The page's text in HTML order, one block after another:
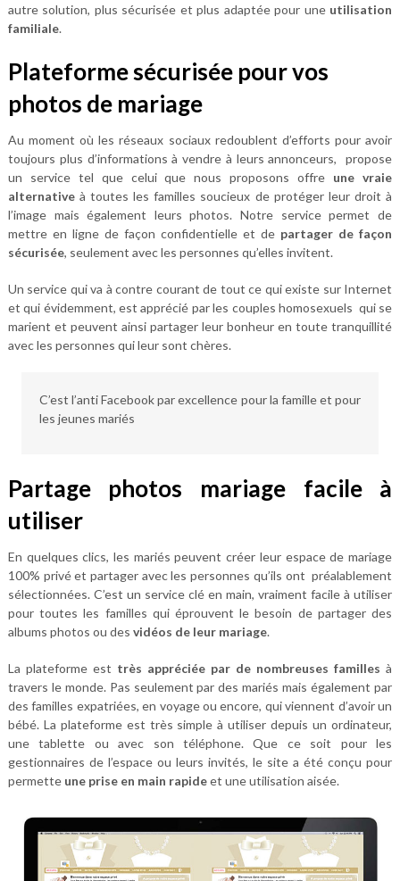
autre solution, plus sécurisée et plus adaptée pour une utilisation
familiale.
Plateforme sécurisée pour vos
photos de mariage
Au moment où les réseaux sociaux redoublent d’efforts pour avoir
toujours plus d’informations à vendre à leurs annonceurs, propose
un service tel que celui que nous proposons offre une vraie
alternativeà toutes les familles soucieux de protéger leur droit à
l’image mais également leurs photos. Notre service permet de
mettre en ligne de façon confidentielle et de partager de façon
sécurisée, seulement avec les personnes qu’elles invitent.
Un service qui va à contre courant de tout ce qui existe sur Internet
et qui évidemment, est apprécié par les couples homosexuels qui se
marient et peuvent ainsi partager leur bonheur en toute tranquillité
avec les personnes qui leur sont chères.
C’est l’anti Facebook par excellence pour la famille et pour
les jeunes mariés
Partage photos mariage facile à
utiliser
En quelques clics, les mariés peuvent créer leur espace de mariage
100% privé et partager avec les personnes qu’ils ont préalablement
sélectionnées. C’est un service clé en main, vraiment facile à utiliser
pour toutes les familles qui éprouvent le besoin de partager des
albums photos ou des vidéos de leur mariage.
La plateforme est très appréciée par de nombreuses familles à
travers le monde. Pas seulement par des mariés mais également par
des familles expatriées, en voyage ou encore, qui viennent d’avoir un
bébé. La plateforme est très simple à utiliser depuis un ordinateur,
une tablette ou avec son téléphone. Que ce soit pour les
gestionnaires de l’espace ou leurs invités, le site a été conçu pour
permette une prise en main rapideet une utilisation aisée.